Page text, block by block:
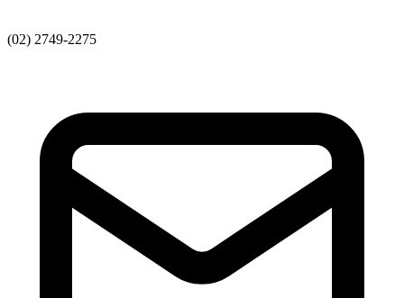
(02) 2749-2275